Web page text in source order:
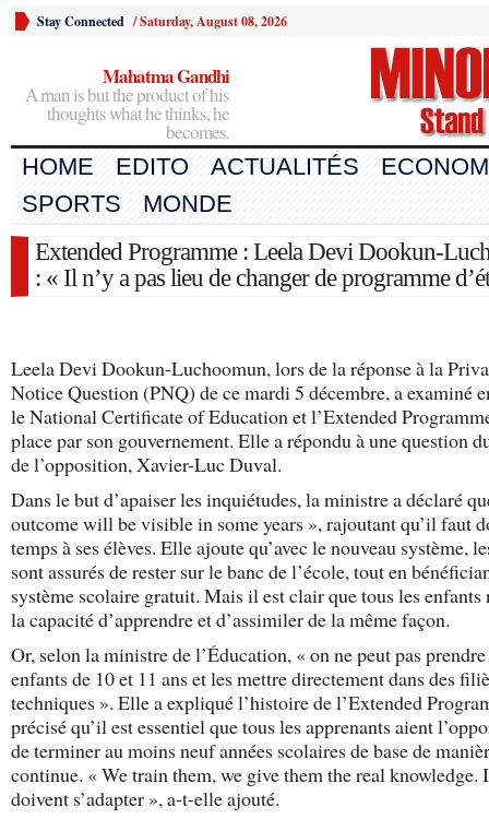
Stay Connected /Saturday, August 08, 2026
Mahatma Gandhi
A man is but the product of his
thoughts what he thinks, he
becomes.
HOME EDITO ACTUALITÉS
SPORTS
MONDE
Extended Programme : Leela Devi Dookun-
: « Il n’y a pas lieu de changer de programme
Leela Devi Dookun-Luchoomun, lors de la réponse à la
Notice Question (PNQ) de ce mardi 5 décembre, a examiné
le National Certificate of Education et l’Extended
place par son gouvernement. Elle a répondu à une question
de l’opposition, Xavier-Luc Duval.
Dans le but d’apaiser les inquiétudes, la ministre a déclaré
outcome will be visible in some years », rajoutant qu’il faut
temps à ses élèves. Elle ajoute qu’avec le nouveau système,
sont assurés de rester sur le banc de l’école, tout en
système scolaire gratuit. Mais il est clair que tous les enfants
la capacité d’apprendre et d’assimiler de la même façon.
Or, selon la ministre de l’Éducation, « on ne peut pas prendre
enfants de 10 et 11 ans et les mettre directement dans des
techniques ». Elle a expliqué l’histoire de l’Extended
précisé qu’il est essentiel que tous les apprenants aient
de terminer au moins neuf années scolaires de base de
continue. « We train them, we give them the real knowledge.
doivent s’adapter », a-t-elle ajouté.